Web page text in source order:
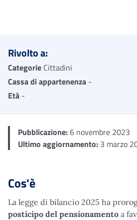
Rivolto a:
Categorie Cittadini
Cassa di appartenenza -
Età -
Pubblicazione:6 novembre 2023
Ultimo aggiornamento: 3 marzo
Cos'è
La legge di bilancio 2025 ha
posticipo del pensionamento a